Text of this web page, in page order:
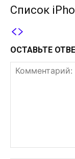
Список
ОСТАВЬТЕ